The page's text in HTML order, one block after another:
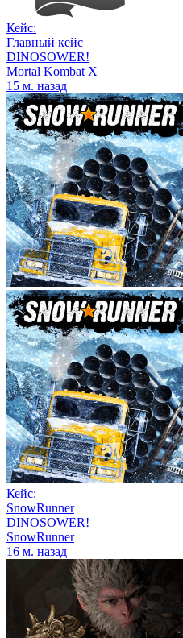
Кейс:
Главный кейс
DINOSOWER!
Mortal Kombat X
15 м. назад
Кейс:
SnowRunner
DINOSOWER!
SnowRunner
16 м. назад